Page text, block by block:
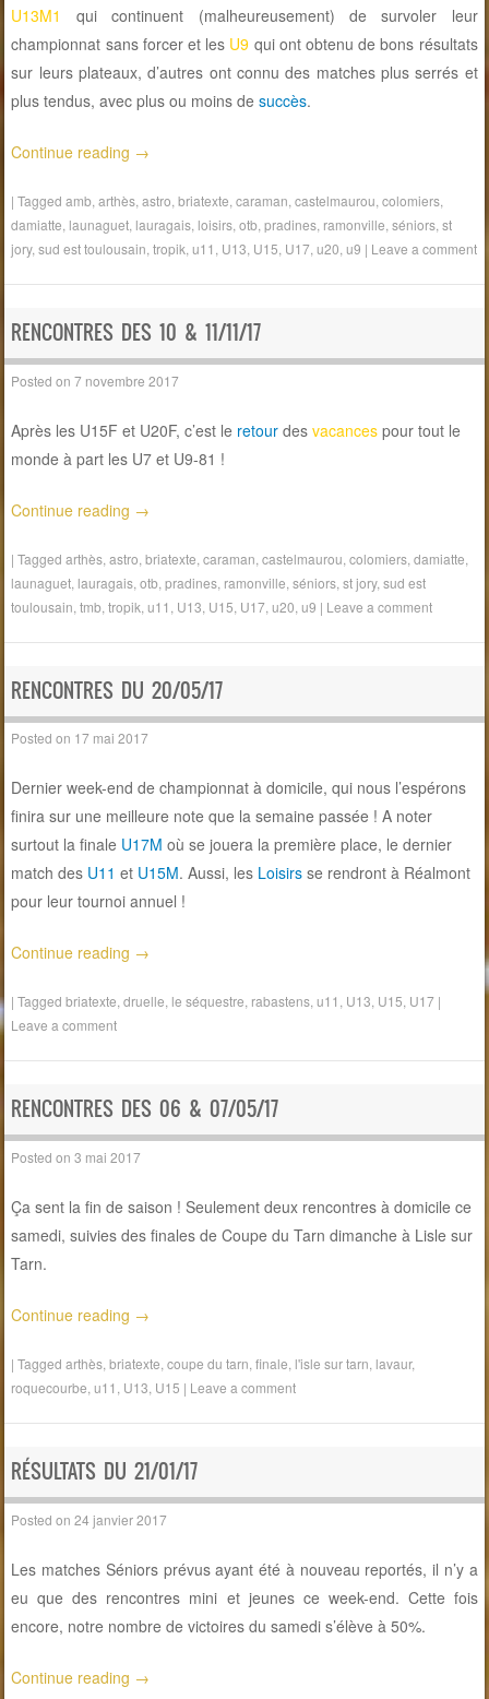
U13M1
qui continuent (malheureusement) de survoler leur
championnat sans forcer et les U9 qui ont obtenu de bons résultats
sur leurs plateaux, d’autres ont connu des matches plus serrés et
plus tendus, avec plus ou moins desuccès.
Continue reading →
|Taggedamb ,arthès ,astro ,briatexte ,caraman ,castelmaurou ,colomiers
damiatte launaguet lauragais loisirs ,otb ,pradines ramonville ,séniors ,st
jory,sud est toulousain ,tropik ,u11 U13 U15 U17 ,u20 ,u9 | Leave a comment
RENCONTRES DES 10 & 11/11/17
Posted on7 novembre 2017
Après les U15F et U20F, c’est le retour desvacances pour tout le
monde à part les U7 et U9-81 !
Continue reading →
|Taggedarthès ,astro ,briatexte ,caraman ,castelmaurou ,colomiers ,damiatte
launaguet lauragais ,otb ,pradines ramonville ,séniors ,st jory,sud est
toulousain ,tmb ,tropik ,u11 U13 U15 U17 ,u20 ,u9 | Leave a comment
RENCONTRES DU 20/05/17
Posted on 17 mai 2017
Dernier week-end de championnat à domicile, qui nous l’espérons
finira sur une meilleure note que la semaine passée ! A noter
surtout la finale U17M où se jouera la première place, le dernier
match des U11 et U15M. Aussi, les Loisirs se rendront à Réalmont
pour leur tournoi annuel !
Continue reading →
|Taggedbriatexte ,druelle le séquestre rabastens ,u11 U13 U15 U17 |
Leave a comment
RENCONTRES DES 06 & 07/05/17
Posted on3 mai 2017
Ça sent la fin de saison ! Seulement deux rencontres à domicile ce
samedi, suivies des finales de Coupe du Tarn dimanche à Lisle sur
Tarn.
Continue reading →
|Taggedarthès ,briatexte ,coupe du tarn ,finale l'isle sur tarn lavaur,
roquecourbe ,u11 U13 U15 | Leave a comment
RÉSULTATS DU 21/01/17
Posted on24 janvier 2017
Les matches Séniors prévus ayant été à nouveau reportés, il n’y a
eu que des rencontres mini et jeunes ce week-end. Cette fois
encore, notre nombre de victoires du samedi s’élève à 50%.
Continue reading →